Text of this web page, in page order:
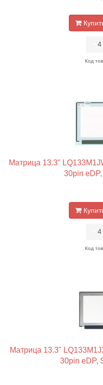
4
Код
Матрица 13.3"
30pin
4
Код
Матрица 13.3"
30pin eDP,